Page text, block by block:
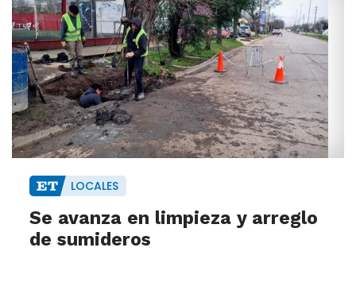
LOCALES
Se avanza en limpieza y arreglo
de sumideros